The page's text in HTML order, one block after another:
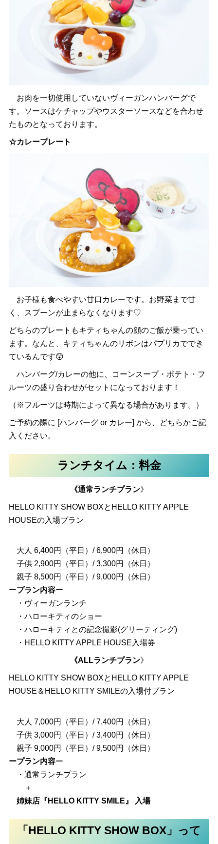
お肉を一切使用していないヴィーガンハンバーグで
す。ソースはケチャップやウスターソースなどを合わせ
たものとなっております。
☆カレープレート
お子様も食べやすい甘口カレーです。お野菜まで甘
く、スプーンが止まらなくなります♡
どちらのプレートもキティちゃんの顔のご飯が乗ってい
ます。なんと、キティちゃんのリボンはパプリカででき
ているんです😲
ハンバーグ/カレーの他に、コーンスープ・ポテト・フ
ルーツの盛り合わせがセットになっております！
（※フルーツは時期によって異なる場合があります。）
ご予約の際に [ハンバーグ or カレー] から、どちらかご記
入ください。
ランチタイム：料金
《通常ランチプラン》
HELLO KITTY SHOW BOXとHELLO KITTY APPLE
HOUSEの入場プラン
大人 6,400円（平日）/ 6,900円（休日）
子供 2,900円（平日）/ 3,300円（休日）
親子 8,500円（平日）/ 9,000円（休日）
ープラン内容ー
・ヴィーガンランチ
・ハローキティのショー
・ハローキティとの記念撮影(グリーティング)
・HELLO KITTY APPLE HOUSE入場券
《ALLランチプラン》
HELLO KITTY SHOW BOXとHELLO KITTY APPLE
HOUSE＆HELLO KITTY SMILEの入場付プラン
大人 7,000円（平日）/ 7,400円（休日）
子供 3,000円（平日）/ 3,400円（休日）
親子 9,000円（平日）/ 9,500円（休日）
ープラン内容ー
・通常ランチプラン
＋
姉妹店『HELLO KITTY SMILE』 入場
「HELLO KITTY SHOW BOX」って